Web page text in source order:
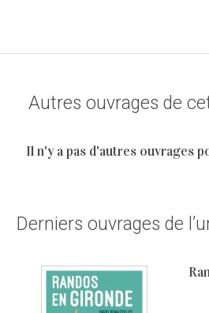
Autres ouvrages de
Il n'y a pas d'autres ouvrages
Derniers ouvrages de